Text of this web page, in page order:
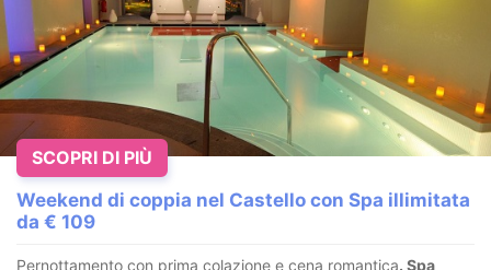
Weekend di coppia nel Castello con Spa illimitata
da € 109
Pernottamento con prima colazione e cena romantica. Spa
SCOPRI DI PIÙ